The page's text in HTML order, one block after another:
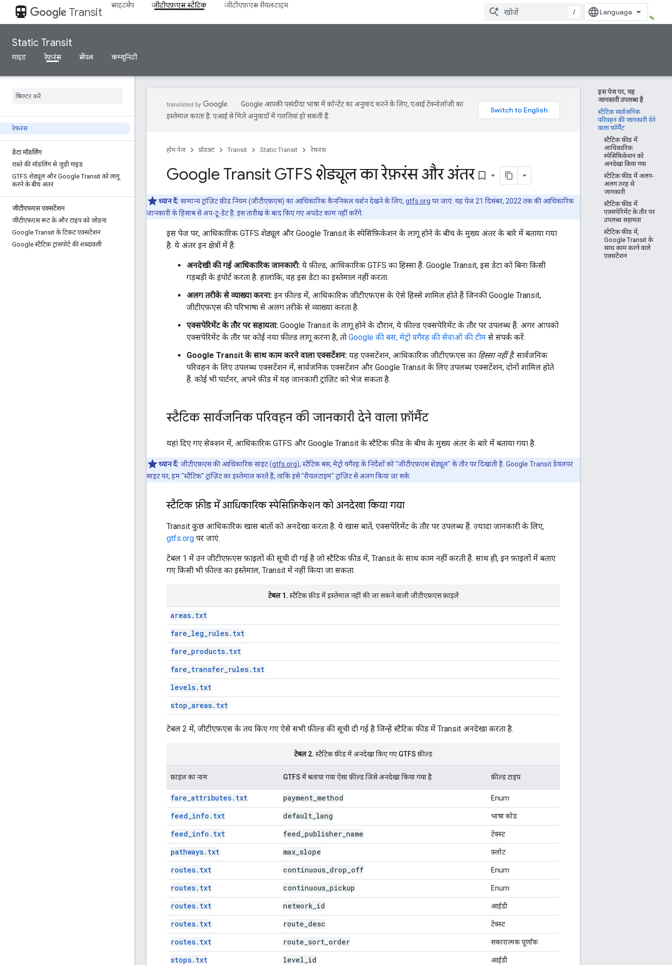
directions_transit Transit
साइटमैप जीटीएफ़एस स्टैटिक जीटीएफ़एस रीयलटाइम
/
Static Transit
गाइड रेफ़रंस सैंपल कम्यूनिटी
रेफ़रंस
डेटा मॉडलिंग
रास्ते की मॉडलिंग से जुड़ी गाइड
GTFS शेड्यूल और Google Transit को लागू
करने के बीच अंतर
जीटीएफ़एस एक्सटेंशन
जीटीएफ़एस रूट के और टाइप को जोड़ना
Google Transit के टिकट एक्सटेंशन
Google स्टैटिक ट्रांसपोर्ट की शब्दावली
इस पेज पर, यह
जानकारी उपलब्ध है
स्टैटिक सार्वजनिक
परिवहन की जानकारी देने
वाला फ़ॉर्मैट
स्टैटिक फ़ीड में
आधिकारिक
स्पेसिफ़िकेशन को
अनदेखा किया गया
स्टैटिक फ़ीड में अलग-
अलग तरह से
जानकारी
स्टैटिक फ़ीड में
एक्सपेरिमेंट के तौर पर
उपलब्ध सहायता
स्टैटिक फ़ीड में,
Google Transit के
साथ काम करने वाले
एक्सटेंशन
Google आपकी पसंदीदा भाषा में कॉन्टेंट का अनुवाद करने के लिए, एआई टेक्नोलॉजी का
इस्तेमाल करता है. एआई से मिले अनुवादों में गलतियां हो सकती हैं.
होम पेज प्रॉडक्ट Transit Static Transit रेफ़रंस
Google Transit GTFS शेड्यूल का रेफ़रंस और अंतर bookmark_border
ध्यान दें: सामान्य ट्रांज़िट फ़ीड नियम (जीटीएफ़एस) का आधिकारिक कैननिकल वर्शन देखने के लिए, gtfs.org पर जाएं. यह पेज 21 दिसंबर, 2022 तक की आधिकारिक
जानकारी के हिसाब से अप-टू-डेट है. इस तारीख के बाद किए गए अपडेट काम नहीं करेंगे.
इस पेज पर, आधिकारिक GTFS शेड्यूल और Google Transit के स्पेसिफ़िकेशन के लागू होने के बीच के मुख्य अंतर के बारे में बताया गया
है. ये अंतर इन क्षेत्रों में हैं:
अनदेखी की गई आधिकारिक जानकारी: ये फ़ील्ड, आधिकारिक GTFS का हिस्सा हैं. Google Transit, इस डेटा को बिना किसी
गड़बड़ी के इंपोर्ट करता है. हालांकि, वह इस डेटा का इस्तेमाल नहीं करता.
अलग तरीके से व्याख्या करना: इन फ़ील्ड में, आधिकारिक जीटीएफ़एस के ऐसे हिस्से शामिल होते हैं जिनकी Google Transit,
जीटीएफ़एस की परिभाषा से अलग तरीके से व्याख्या करता है.
एक्सपेरिमेंट के तौर पर सहायता: Google Transit के लागू होने के दौरान, ये फ़ील्ड एक्सपेरिमेंट के तौर पर उपलब्ध हैं. अगर आपको
एक्सपेरिमेंट के तौर पर कोई नया फ़ील्ड लागू करना है, तो Google की बस, मेट्रो वगैरह की सेवाओं की टीम से संपर्क करें.
Google Transit के साथ काम करने वाला एक्सटेंशन: यह एक्सटेंशन, आधिकारिक जीटीएफ़एस का हिस्सा नहीं है. सार्वजनिक
परिवहन के लिए उपलब्ध एक्सटेंशन में, सार्वजनिक एक्सटेंशन और Google Transit के लिए उपलब्ध एक्सटेंशन, दोनों शामिल होते
हैं. कोई भी पार्टनर, अपने फ़ीड में यह जानकारी ट्रांज़िट को भेज सकता है.
स्टैटिक सार्वजनिक परिवहन की जानकारी देने वाला फ़ॉर्मैट
यहां दिए गए सेक्शन में, आधिकारिक GTFS और Google Transit के स्टैटिक फ़ीड के बीच के मुख्य अंतर के बारे में बताया गया है.
ध्यान दें: जीटीएफ़एस की आधिकारिक साइट (gtfs.org), स्टैटिक बस, मेट्रो वगैरह के निर्देशों को "जीटीएफ़एस शेड्यूल" के तौर पर दिखाती है. Google Transit डेवलपर
साइट पर, हम "स्टैटिक" ट्रांज़िट का इस्तेमाल करते हैं, ताकि इसे "रीयलटाइम" ट्रांज़िट से अलग किया जा सके.
स्टैटिक फ़ीड में आधिकारिक स्पेसिफ़िकेशन को अनदेखा किया गया
Transit कुछ आधिकारिक खास बातों को अनदेखा करता है. ये खास बातें, एक्सपेरिमेंट के तौर पर उपलब्ध हैं. ज़्यादा जानकारी के लिए,
gtfs.org पर जाएं.
टेबल 1 में उन जीटीएफ़एस फ़ाइलों की सूची दी गई है जो स्टैटिक फ़ीड में, Transit के साथ काम नहीं करती हैं. साथ ही, इन फ़ाइलों में बताए
गए किसी भी फ़ील्ड का इस्तेमाल, Transit में नहीं किया जा सकता.
टेबल 1. स्टैटिक फ़ीड में इस्तेमाल नहीं की जा सकने वाली जीटीएफ़एस फ़ाइलें
areas.txt
fare_leg_rules.txt
fare_products.txt
fare_transfer_rules.txt
levels.txt
stop_areas.txt
टेबल 2 में, जीटीएफ़एस के तय किए गए ऐसे सभी फ़ील्ड की सूची दी गई है जिन्हें स्टैटिक फ़ीड में Transit अनदेखा करता है.
टेबल 2. स्टैटिक फ़ीड में अनदेखा किए गए GTFS फ़ील्ड
फ़ाइल का नाम GTFS में बताया गया ऐसा फ़ील्ड जिसे अनदेखा किया गया है फ़ील्ड टाइप
fare_attributes.txt payment method Enum
feed_info.txt default lang भाषा कोड
feed_info.txt feed publisher name टेक्स्ट
pathways.txt max slope फ़्लोट
routes.txt continuous drop off Enum
routes.txt continuous pickup Enum
routes.txt network id आईडी
routes.txt route desc टेक्स्ट
routes.txt route sort order सकारात्मक पूर्णांक
stops.txt level id आईडी